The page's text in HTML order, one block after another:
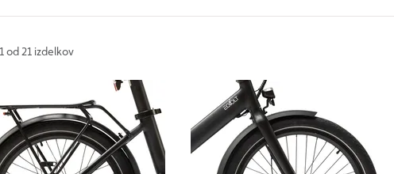
od 21 izdelkov